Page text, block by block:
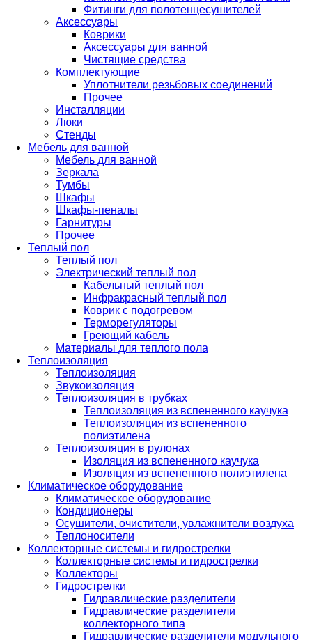
Фитинги для полотенцесушителей
Аксессуары
Коврики
Аксессуары для ванной
Чистящие средства
Комплектующие
Уплотнители резьбовых соединений
Прочее
Инсталляции
Люки
Стенды
Мебель для ванной
Мебель для ванной
Зеркала
Тумбы
Шкафы
Шкафы-пеналы
Гарнитуры
Прочее
Теплый пол
Теплый пол
Электрический теплый пол
Кабельный теплый пол
Инфракрасный теплый пол
Коврик с подогревом
Терморегуляторы
Греющий кабель
Материалы для теплого пола
Теплоизоляция
Теплоизоляция
Звукоизоляция
Теплоизоляция в трубках
Теплоизоляция из вспененного каучука
Теплоизоляция из вспененного
полиэтилена
Теплоизоляция в рулонах
Изоляция из вспененного каучука
Изоляция из вспененного полиэтилена
Климатическое оборудование
Климатическое оборудование
Кондиционеры
Осушители, очистители, увлажнители воздуха
Теплоносители
Коллекторные системы и гидрострелки
Коллекторные системы и гидрострелки
Коллекторы
Гидрострелки
Гидравлические разделители
Гидравлические разделители
коллекторного типа
Гидравлические разделители модульного